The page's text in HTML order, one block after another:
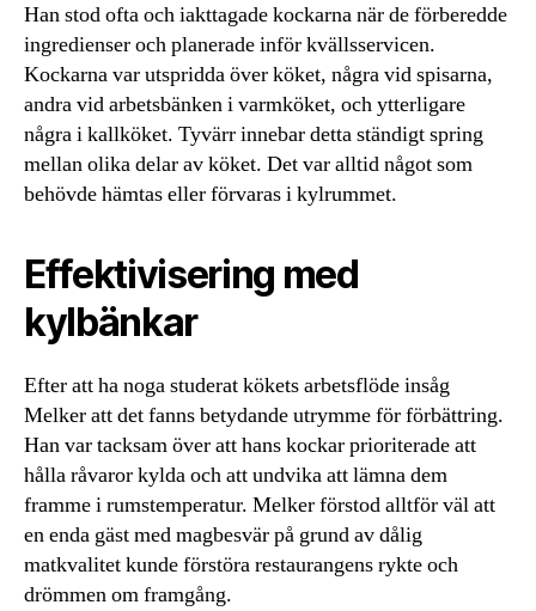
Han stod ofta och iakttagade kockarna när de förberedde
ingredienser och planerade inför kvällsservicen.
Kockarna var utspridda över köket, några vid spisarna,
andra vid arbetsbänken i varmköket, och ytterligare
några i kallköket. Tyvärr innebar detta ständigt spring
mellan olika delar av köket. Det var alltid något som
behövde hämtas eller förvaras i kylrummet.
Effektivisering med
kylbänkar
Efter att ha noga studerat kökets arbetsflöde insåg
Melker att det fanns betydande utrymme för förbättring.
Han var tacksam över att hans kockar prioriterade att
hålla råvaror kylda och att undvika att lämna dem
framme i rumstemperatur. Melker förstod alltför väl att
en enda gäst med magbesvär på grund av dålig
matkvalitet kunde förstöra restaurangens rykte och
drömmen om framgång.